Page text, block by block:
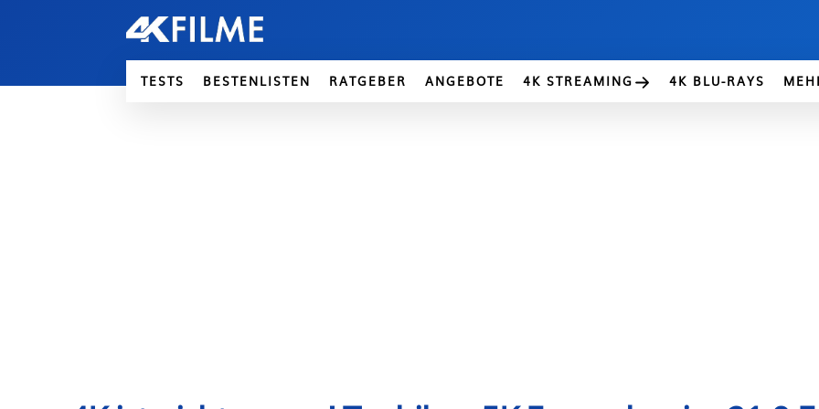
TESTS BESTENLISTEN RATGEBER ANGEBOTE 4K STREAMING 4K BLU-RAYS